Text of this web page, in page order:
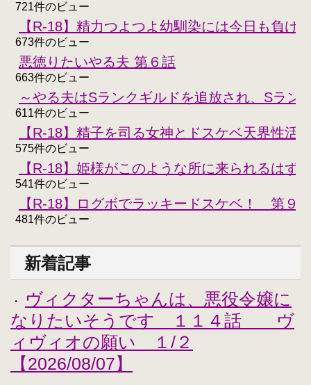
721件のビュー
【R-18】精力つよつよ幼馴染には今日も負け
673件のビュー
悪徳りたいやる夫 第６話
663件のビュー
～やる夫はSランクギルドを追放され、Sラン
611件のビュー
【R-18】精子を司る女神とドスケベ天界性活
575件のビュー
【R-18】姫様がこのような所に来られるはず
541件のビュー
【R-18】ログボでラッキードスケベ！ 第９
481件のビュー
新着記事
・
ヴィクターちゃんは、悪役令嬢に
なりたいそうです １１４話 ヴ
ィヴィオの願い １/２
【2026/08/07】